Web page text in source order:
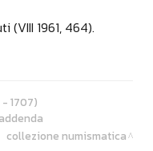
(VIII 1961, 464).
1707)
collezione numismatica